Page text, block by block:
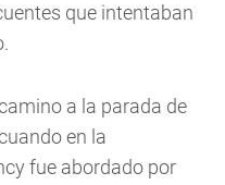
que intentaban
a la parada de
en la
fue abordado por